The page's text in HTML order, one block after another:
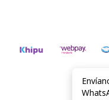
Todos los derechos